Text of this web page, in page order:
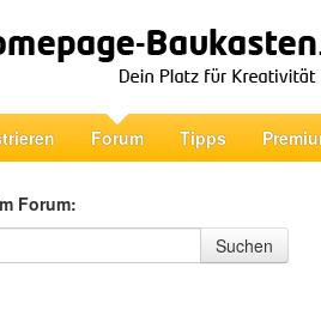
Forum Tipps
Forum:
Forum
Suchen